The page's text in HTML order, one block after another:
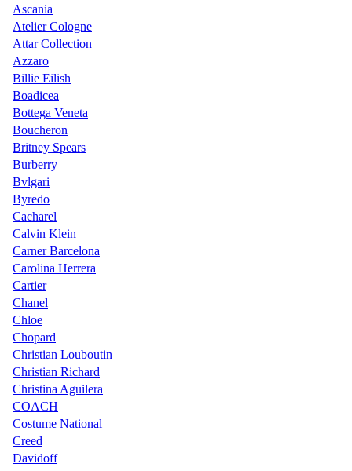
Ascania
Atelier Cologne
Attar Collection
Azzaro
Billie Eilish
Boadicea
Bottega Veneta
Boucheron
Britney Spears
Burberry
Bvlgari
Byredo
Cacharel
Calvin Klein
Carner Barcelona
Carolina Herrera
Cartier
Chanel
Chloe
Chopard
Christian Louboutin
Christian Richard
Christina Aguilera
COACH
Costume National
Creed
Davidoff